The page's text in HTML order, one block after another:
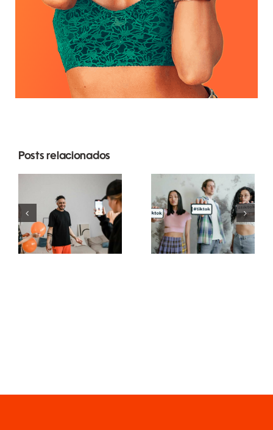
Posts relacionados
As 21
Perguntas
Sobre Mídias
Sociais que
as Pessoas
Melhores
aplicativos
de edição
de vídeo
para criar
obras-